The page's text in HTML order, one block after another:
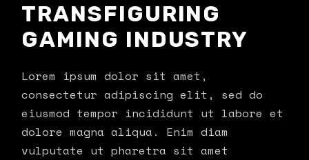
TRANSFIGURING
GAMING INDUSTRY
Lorem ipsum dolor sit amet,
consectetur adipiscing elit, sed do
eiusmod tempor incididunt ut labore et
dolore magna aliqua. Enim diam
vulputate ut pharetra sit amet